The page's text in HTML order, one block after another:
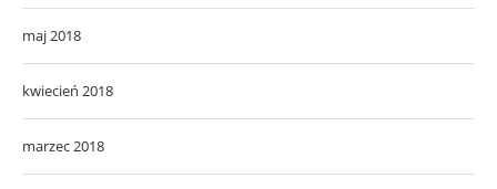
maj 2018
kwiecień 2018
marzec 2018